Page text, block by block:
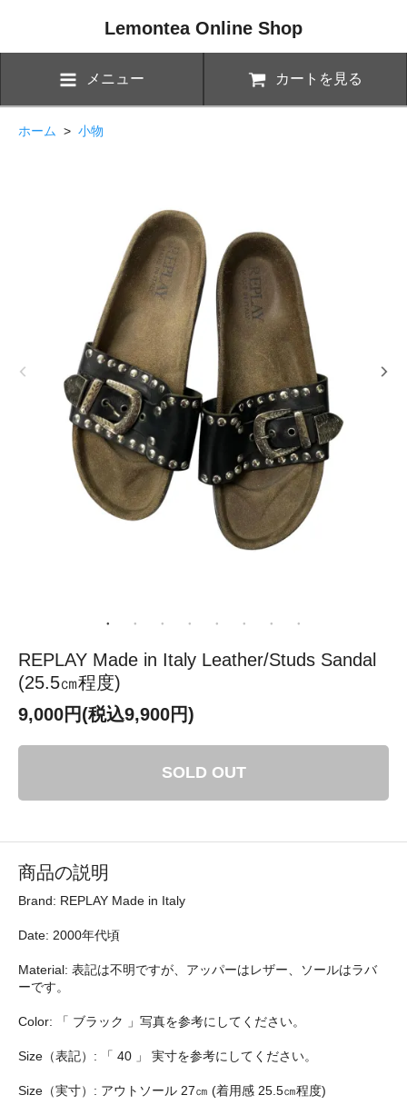
Lemontea Online Shop
メニュー カートを見る
ホーム > 小物
REPLAY Made in Italy Leather/Studs Sandal
(25.5㎝程度)
9,000円(税込9,900円)
SOLD OUT
商品の説明
Brand: REPLAY Made in Italy
Date: 2000年代頃
Material: 表記は不明ですが、アッパーはレザー、ソールはラバ
ーです。
Color: 「 ブラック 」写真を参考にしてください。
Size（表記）: 「 40 」 実寸を参考にしてください。
Size（実寸）: アウトソール 27㎝ (着用感 25.5㎝程度)